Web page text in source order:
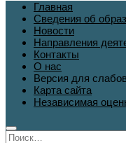
Главная
Сведения об
Новости
Направления
Контакты
О нас
Версия для
Карта сайта
Независимая
Найти: